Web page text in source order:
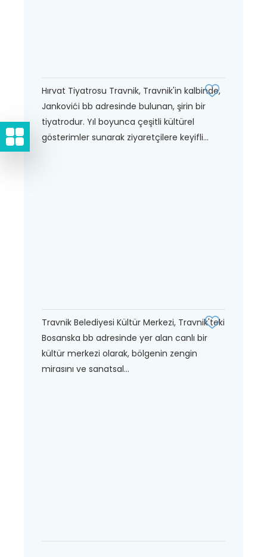
Hırvat Tiyatrosu Travnik, Travnik'in kalbinde,
Jankovići bb adresinde bulunan, şirin bir
tiyatrodur. Yıl boyunca çeşitli kültürel
gösterimler sunarak ziyaretçilere keyifli...
Travnik Belediyesi Kültür Merkezi, Travnik'teki
Bosanska bb adresinde yer alan canlı bir
kültür merkezi olarak, bölgenin zengin
mirasını ve sanatsal...